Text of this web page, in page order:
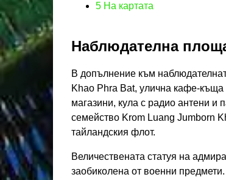
5 На картата
Наблюдателна
В допълнение към
Khao Phra Bat, улична кафе-къща
магазини, кула с радио антени и
семейство Krom Luang Jumborn
тайландския флот.
Величествената статуя на
заобиколена от военни